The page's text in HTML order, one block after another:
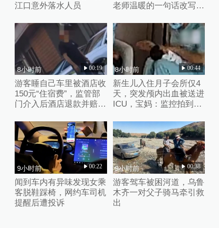
江口意外落水人员
老师温暖的一句话改写了
8小时前 00:19
游客睡自己车里被酒店收
150元“住宿费”，监管部
门介入后酒店退款并赔偿
8小时前 00:44
新生儿入住月子会所仅4
天，突发颅内出血被送进
ICU，宝妈：监控拍到护
9小时前 00:22
闻到车内有异味发现女乘
客脱鞋踩椅，网约车司机
提醒后遭投诉
9小时前 00:38
游客驾车被困河道，乌鲁
木齐一对父子骑马牵引救
出